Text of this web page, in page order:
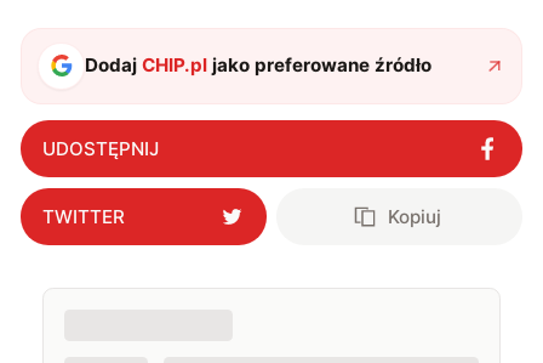
DodajCHIP.pl jako preferowane źródło
UDOSTĘPNIJ
TWITTER Kopiuj